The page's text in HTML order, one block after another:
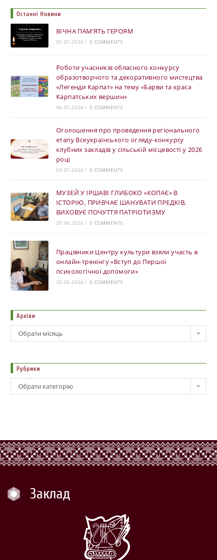
Останні Новини
ВІЧНА ПАМ’ЯТЬ ГЕРОЯМ
07.07.2026 / 0 COMMENTS
Роботи учасників обласного конкурсу
образотворчого та декоративного мистецтва
«Легенди Карпат» на тему «Барви та краса
Карпатських вершин»
06.07.2026 / 0 COMMENTS
Оголошення про проведення регіонального
етапу Всеукраїнського огляду-конкурсу
клубних закладів у сільській місцевості у 2026
році
03.07.2026 / 0 COMMENTS
МУЗЕЙ У ІРШАВІ ГЛИБОКО «КОПАЄ» В
ІСТОРІЮ, ПРИВЧАЄ ШАНУВАТИ ПРЕДКІВ,
ВИХОВУЄ ПОЧУТТЯ ПАТРІОТИЗМУ
29.06.2026 / 0 COMMENTS
Працівники Центру культури взяли участь в
онлайн-тренінгу «Вступ до Першої
психологічної допомоги»
25.06.2026 / 0 COMMENTS
Архіви
Обрати місяць
Рубрики
Обрати категорію
Заклад